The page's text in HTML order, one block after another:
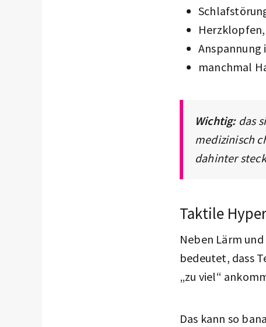
Herzklopfen,
Anspannung
manchmal
Wichtig:das
medizinisch
dahinter
Taktile
Neben Lärm
bedeutet, dass
„zu viel“
Das kann so